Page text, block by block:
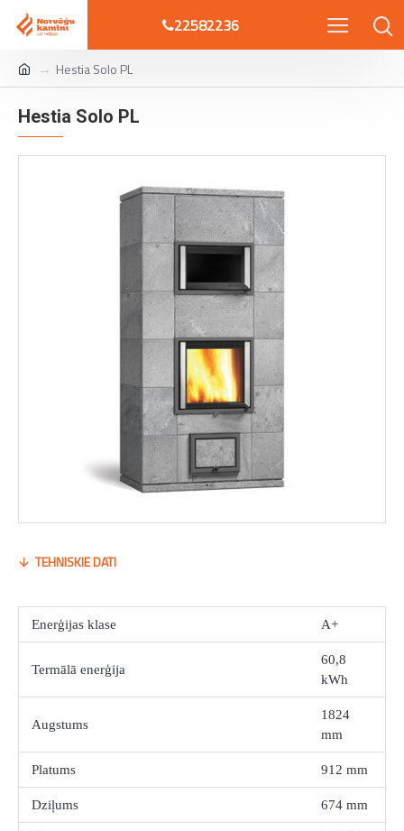
22582236
Hestia Solo PL
Hestia Solo PL
TEHNISKIE DATI
Enerģijas klase A+
Termālā enerģija
60,8
kWh
Augstums
1824
mm
Platums 912 mm
Dziļums 674 mm